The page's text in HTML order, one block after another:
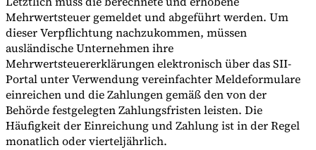
Mehrwertsteuer gemeldet und abgeführt werden. Um
dieser Verpflichtung nachzukommen, müssen
ausländische Unternehmen ihre
Mehrwertsteuererklärungen elektronisch über das SII-
Portal unter Verwendung vereinfachter Meldeformulare
einreichen und die Zahlungen gemäß den von der
Behörde festgelegten Zahlungsfristen leisten. Die
Häufigkeit der Einreichung und Zahlung ist in der Regel
monatlich oder vierteljährlich.